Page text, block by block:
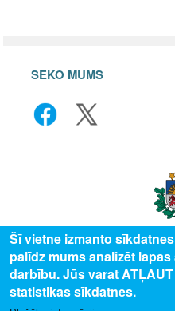
SEKO MUMS
© 2025 Valsts izglītības attīstības
Šī vietne izmanto
palīdz mums analizēt
darbību. Jūs varat
statistikas sīkdatnes.